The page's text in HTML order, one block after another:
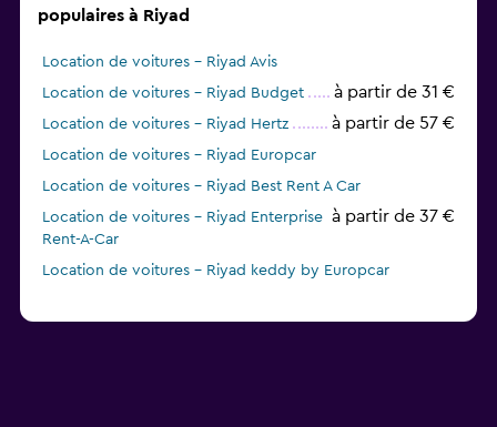
populaires à Riyad
Location de voitures - Riyad Avis
Location de voitures - Riyad Budget
à partir de 31 €
Location de voitures - Riyad Hertz à partir de 57 €
Location de voitures - Riyad Europcar
Location de voitures - Riyad Best Rent A Car
Location de voitures - Riyad Enterprise
Rent-A-Car
à partir de 37 €
Location de voitures - Riyad keddy by Europcar